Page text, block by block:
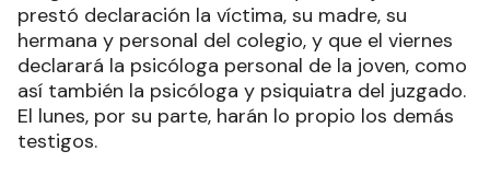
prestó declaración la víctima, su madre, su
hermana y personal del colegio, y que el viernes
declarará la psicóloga personal de la joven, como
así también la psicóloga y psiquiatra del juzgado.
El lunes, por su parte, harán lo propio los demás
testigos.